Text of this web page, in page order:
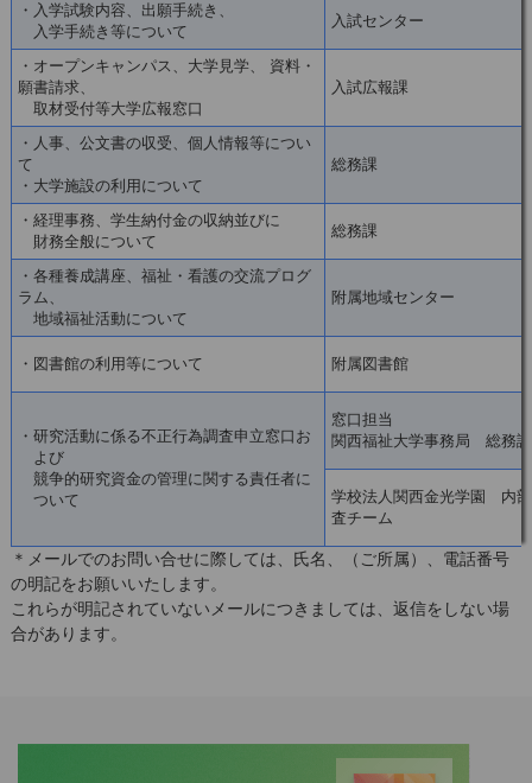
・入学試験内容、出願手続き、
入学手続き等について
入試センター
・オープンキャンパス、大学見学、 資料・
願書請求、
取材受付等大学広報窓口
入試広報課
・人事、公文書の収受、個人情報等につい
て
・大学施設の利用について
総務課
・経理事務、学生納付金の収納並びに
財務全般について
総務課
・各種養成講座、福祉・看護の交流プログ
ラム、
地域福祉活動について
附属地域センター
・図書館の利用等について 附属図書館
・ 研究活動に係る不正行為調査申立窓口お
よび
競争的研究資金の管理に関する責任者に
ついて
窓口担当
関西福祉大学事務局 総務
学校法人関西金光学園 内
査チーム
＊メールでのお問い合せに際しては、氏名、（ご所属）、電話番号
の明記をお願いいたします。
これらが明記されていないメールにつきましては、返信をしない場
合があります。